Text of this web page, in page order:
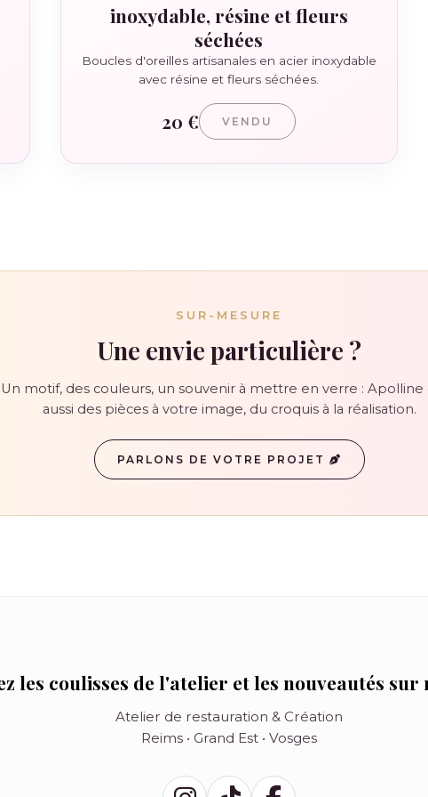
inoxydable, résine et fleurs
séchées
Boucles d'oreilles artisanales en acier inoxydable
avec résine et fleurs séchées.
20 € VENDU
SUR-MESURE
Une envie particulière ?
Un motif, des couleurs, un souvenir à mettre en verre : Apolline
aussi des pièces à votre image, du croquis à la réalisation.
PARLONS DE VOTRE PROJET
les coulisses de l'atelier et les nouveautés sur
Atelier de restauration & Création
Reims • Grand Est • Vosges